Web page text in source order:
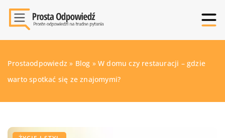
Prostaodpowiedz » Blog »W domu czy restauracji – gdzie
warto spotkać się ze znajomymi?